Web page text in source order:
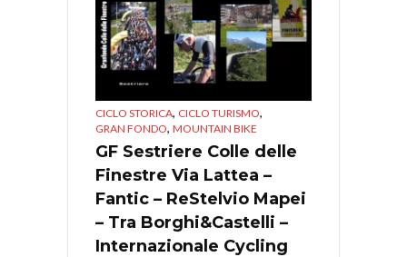
CICLO STORICA, CICLO TURISMO,
GRAN FONDO, MOUNTAIN BIKE
GF Sestriere Colle delle
Finestre Via Lattea –
Fantic – ReStelvio Mapei
– Tra Borghi&Castelli –
Internazionale Cycling